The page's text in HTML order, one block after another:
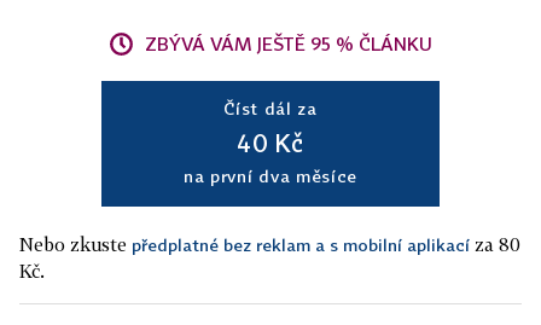
ZBÝVÁ VÁM JEŠTĚ 95 % ČLÁNKU
Číst dál za
40 Kč
na první dva měsíce
Nebo zkuste předplatné bez reklam a s mobilní aplikací za 80
Kč.